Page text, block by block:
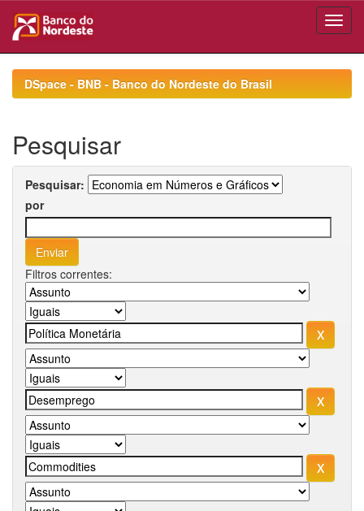
navigationDSpace - BNB - Banco do Nordeste do Brasil
Pesquisar
Pesquisar:
por
Filtros correntes: